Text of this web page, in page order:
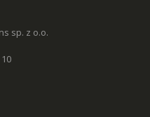
sp. z o.o.